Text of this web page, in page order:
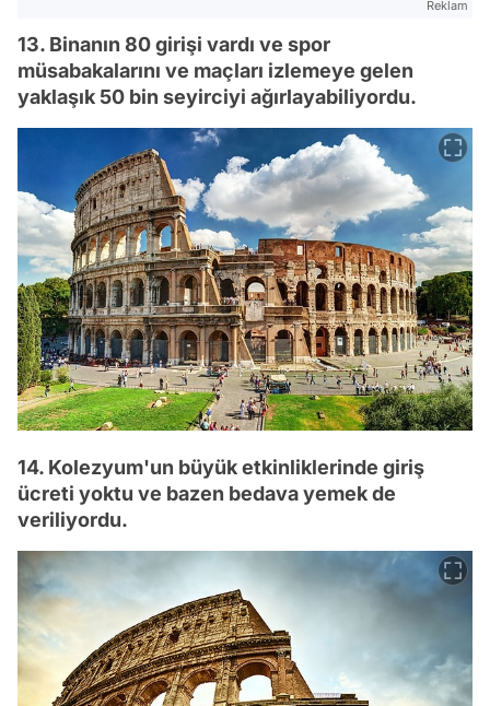
Reklam
13. Binanın 80 girişi vardı ve spor
müsabakalarını ve maçları izlemeye gelen
yaklaşık 50 bin seyirciyi ağırlayabiliyordu.
14. Kolezyum'un büyük etkinliklerinde giriş
ücreti yoktu ve bazen bedava yemek de
veriliyordu.